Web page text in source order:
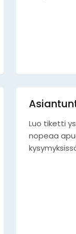
Luo tiketti
nopeaa